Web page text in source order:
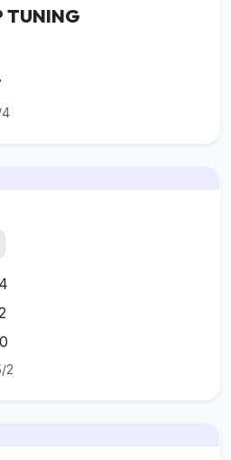
TUNING
4
2